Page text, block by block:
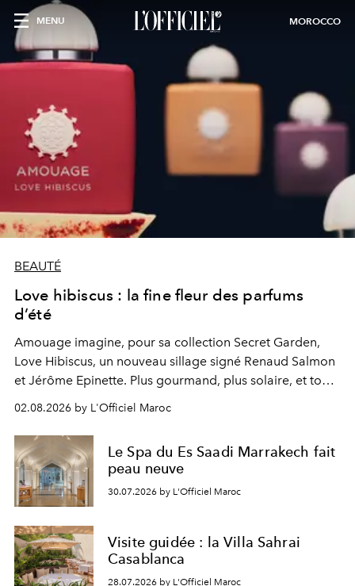
MENU MOROCCO
BEAUTÉ
Love hibiscus : la fine fleur des parfums
d’été
Amouage imagine, pour sa collection Secret Garden,
Love Hibiscus, un nouveau sillage signé Renaud Salmon
et Jérôme Epinette. Plus gourmand, plus solaire, et tout
à fait irrésistible.
02.08.2026 by L'Officiel Maroc
Le Spa du Es Saadi Marrakech fait
peau neuve
30.07.2026 by L'Officiel Maroc
Visite guidée : la Villa Sahrai
Casablanca
28.07.2026 by L'Officiel Maroc